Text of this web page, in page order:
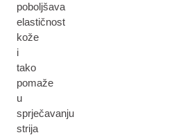
poboljšava
elastičnost
kože
i
tako
pomaže
u
sprječavanju
strija